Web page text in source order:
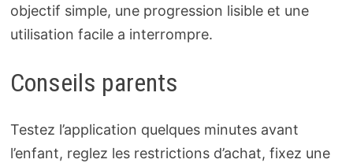
objectif simple, une progression lisible et une
utilisation facile a interrompre.
Conseils parents
Testez l’application quelques minutes avant
l’enfant, reglez les restrictions d’achat, fixez une